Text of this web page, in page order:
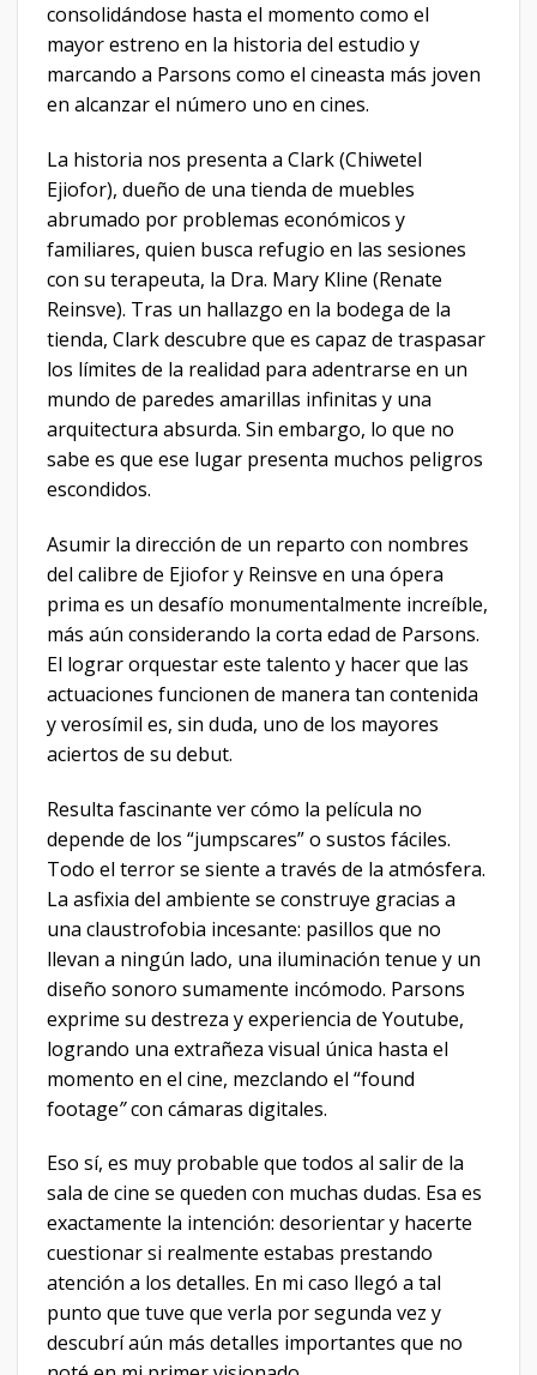
consolidándose hasta el momento como el
mayor estreno en la historia del estudio y
marcando a Parsons como el cineasta más joven
en alcanzar el número uno en cines.
La historia nos presenta a Clark (Chiwetel
Ejiofor), dueño de una tienda de muebles
abrumado por problemas económicos y
familiares, quien busca refugio en las sesiones
con su terapeuta, la Dra. Mary Kline (Renate
Reinsve). Tras un hallazgo en la bodega de la
tienda, Clark descubre que es capaz de traspasar
los límites de la realidad para adentrarse en un
mundo de paredes amarillas infinitas y una
arquitectura absurda. Sin embargo, lo que no
sabe es que ese lugar presenta muchos peligros
escondidos.
Asumir la dirección de un reparto con nombres
del calibre de Ejiofor y Reinsve en una ópera
prima es un desafío monumentalmente increíble,
más aún considerando la corta edad de Parsons.
El lograr orquestar este talento y hacer que las
actuaciones funcionen de manera tan contenida
y verosímil es, sin duda, uno de los mayores
aciertos de su debut.
Resulta fascinante ver cómo la película no
depende de los “jumpscares” o sustos fáciles.
Todo el terror se siente a través de la atmósfera.
La asfixia del ambiente se construye gracias a
una claustrofobia incesante: pasillos que no
llevan a ningún lado, una iluminación tenue y un
diseño sonoro sumamente incómodo. Parsons
exprime su destreza y experiencia de Youtube,
logrando una extrañeza visual única hasta el
momento en el cine, mezclando el “found
footage”con cámaras digitales.
Eso sí, es muy probable que todos al salir de la
sala de cine se queden con muchas dudas. Esa es
exactamente la intención: desorientar y hacerte
cuestionar si realmente estabas prestando
atención a los detalles. En mi caso llegó a tal
punto que tuve que verla por segunda vez y
descubrí aún más detalles importantes que no